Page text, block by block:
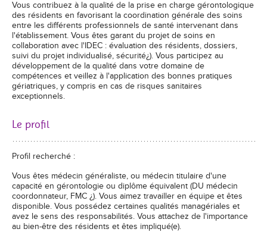
Vous contribuez à la qualité de la prise en charge gérontologique
des résidents en favorisant la coordination générale des soins
entre les différents professionnels de santé intervenant dans
l'établissement. Vous êtes garant du projet de soins en
collaboration avec l'IDEC : évaluation des résidents, dossiers,
suivi du projet individualisé, sécurité¿). Vous participez au
développement de la qualité dans votre domaine de
compétences et veillez à l'application des bonnes pratiques
gériatriques, y compris en cas de risques sanitaires
exceptionnels.
Le profil
Profil recherché :
Vous êtes médecin généraliste, ou médecin titulaire d'une
capacité en gérontologie ou diplôme équivalent (DU médecin
coordonnateur, FMC ¿). Vous aimez travailler en équipe et êtes
disponible. Vous possédez certaines qualités managériales et
avez le sens des responsabilités. Vous attachez de l'importance
au bien-être des résidents et êtes impliqué(e).